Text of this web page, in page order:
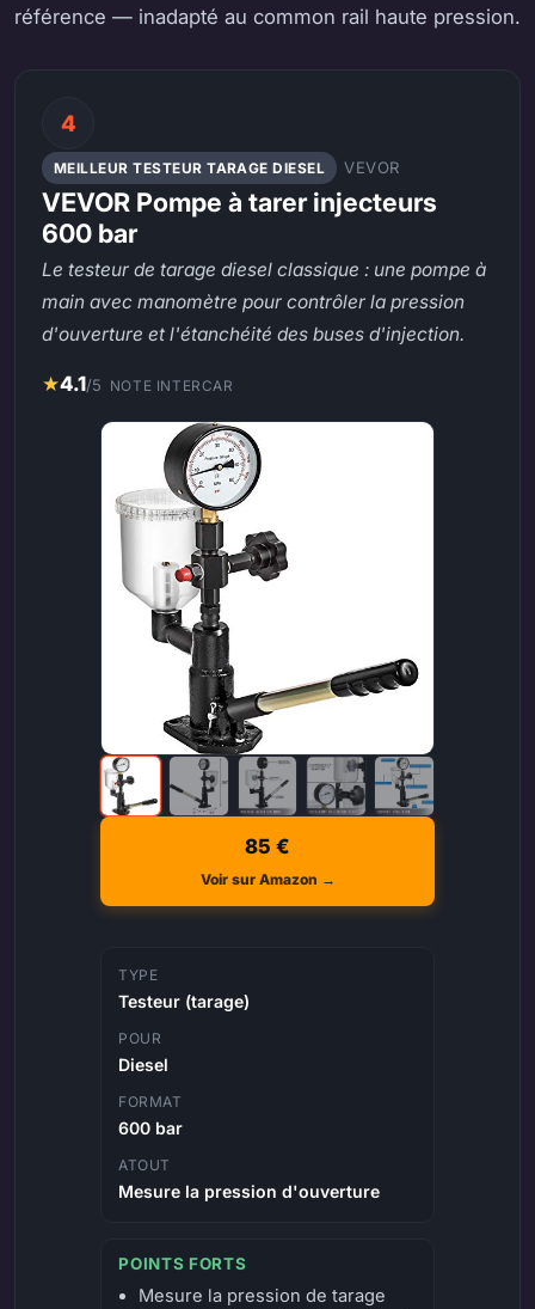
référence — inadapté au common rail haute pression.
4
MEILLEUR TESTEUR TARAGE DIESEL VEVOR
VEVOR Pompe à tarer injecteurs
600 bar
Le testeur de tarage diesel classique : une pompe à
main avec manomètre pour contrôler la pression
d'ouverture et l'étanchéité des buses d'injection.
★4.1/5 NOTE INTERCAR
85 €
Voir sur Amazon →
TYPE
Testeur (tarage)
POUR
Diesel
FORMAT
600 bar
ATOUT
Mesure la pression d'ouverture
POINTS FORTS
Mesure la pression de tarage